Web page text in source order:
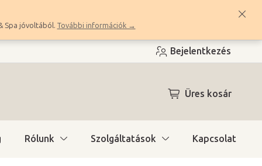
Spa jóvoltából. További információk →
Bejelentkezés
KOSÁR
Üres kosár
Rólunk Szolgáltatások Kapcsolat